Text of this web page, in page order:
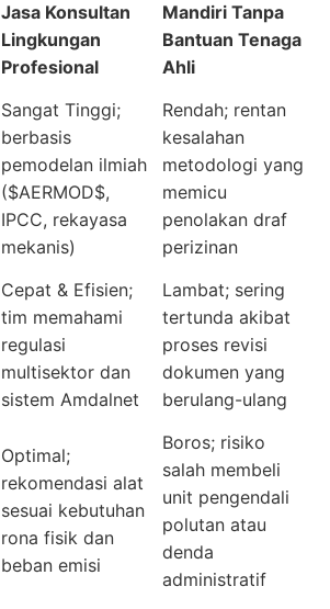
Jasa Konsultan
Lingkungan
Profesional
Mandiri Tanpa
Bantuan Tenaga
Ahli
Sangat Tinggi;
berbasis
pemodelan ilmiah
($AERMOD$,
IPCC, rekayasa
mekanis)
Rendah; rentan
kesalahan
metodologi yang
memicu
penolakan draf
perizinan
Cepat & Efisien;
tim memahami
regulasi
multisektor dan
sistem Amdalnet
Lambat; sering
tertunda akibat
proses revisi
dokumen yang
berulang-ulang
Optimal;
rekomendasi alat
sesuai kebutuhan
rona fisik dan
beban emisi
Boros; risiko
salah membeli
unit pengendali
polutan atau
denda
administratif